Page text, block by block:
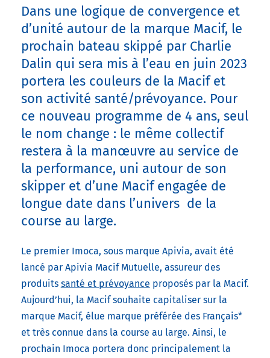
Dans une logique de convergence et
d’unité autour de la marque Macif, le
prochain bateau skippé par Charlie
Dalin qui sera mis à l’eau en juin 2023
portera les couleurs de la Macif et
son activité santé/prévoyance. Pour
ce nouveau programme de 4 ans, seul
le nom change : le même collectif
restera à la manœuvre au service de
la performance, uni autour de son
skipper et d’une Macif engagée de
longue date dans l’univers de la
course au large.
Le premier Imoca, sous marque Apivia, avait été
lancé par Apivia Macif Mutuelle, assureur des
produits santé et prévoyance proposés par la Macif.
Aujourd’hui, la Macif souhaite capitaliser sur la
marque Macif, élue marque préférée des Français*
et très connue dans la course au large. Ainsi, le
prochain Imoca portera donc principalement la